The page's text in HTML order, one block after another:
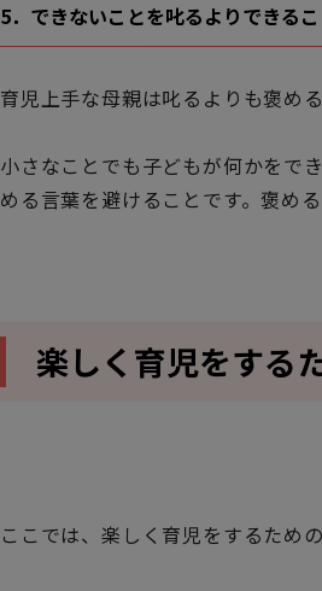
5．できないことを叱るよりできる
育児上手な母親は叱るよりも褒め
小さなことでも子どもが何かをで
める言葉を避けることです。褒め
楽しく育児をする
ここでは、楽しく育児をするため